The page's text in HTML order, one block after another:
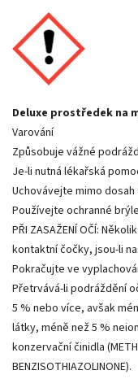
Deluxe prostředek na
Varování
Způsobuje vážné
Je-li nutná lékařská
Uchovávejte mimo dosah
Používejte ochranné
PŘI ZASAŽENÍ OČÍ:
kontaktní čočky, jsou-li
Pokračujte ve
Přetrvává-li podráždění
5 % nebo více, avšak
látky, méně než 5 %
konzervační činidla
BENZISOTHIAZOLINONE).